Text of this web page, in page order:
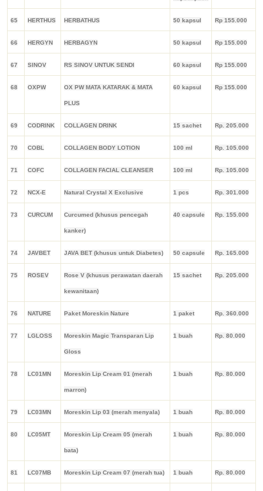
65 HERTHUS HERBATHUS 50 kapsul Rp 155.000
66 HERGYN HERBAGYN 50 kapsul Rp 155.000
67 SINOV RS SINOV UNTUK SENDI 60 kapsul Rp 155.000
68 OXPW OX PW MATA KATARAK & MATA
PLUS
60 kapsul Rp 155.000
69 CODRINK COLLAGEN DRINK 15 sachet Rp. 205.000
70 COBL COLLAGEN BODY LOTION 100 ml Rp. 105.000
71 COFC COLLAGEN FACIAL CLEANSER 100 ml Rp. 105.000
72 NCX-E Natural Crystal X Exclusive 1 pcs Rp. 301.000
73 CURCUM Curcumed (khusus pencegah
kanker)
40 capsule Rp. 155.000
74 JAVBET JAVA BET (khusus untuk Diabetes) 50 capsule Rp. 165.000
75 ROSEV Rose V (khusus perawatan daerah
kewanitaan)
15 sachet Rp. 205.000
76 NATURE Paket Moreskin Nature 1 paket Rp. 360.000
77 LGLOSS Moreskin Magic Transparan Lip
Gloss
1 buah Rp. 80.000
78 LC01MN Moreskin Lip Cream 01 (merah
marron)
1 buah Rp. 80.000
79 LC03MN Moreskin Lip 03 (merah menyala) 1 buah Rp. 80.000
80 LC05MT Moreskin Lip Cream 05 (merah
bata)
1 buah Rp. 80.000
81 LC07MB Moreskin Lip Cream 07 (merah tua) 1 buah Rp. 80.000